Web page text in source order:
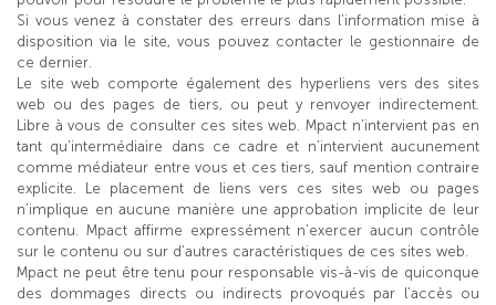
Si vous venez à constater des erreurs dans l’information mise à
disposition via le site, vous pouvez contacter le gestionnaire de
ce dernier.
Le site web comporte également des hyperliens vers des sites
web ou des pages de tiers, ou peut y renvoyer indirectement.
Libre à vous de consulter ces sites web. Mpact n’intervient pas en
tant qu’intermédiaire dans ce cadre et n’intervient aucunement
comme médiateur entre vous et ces tiers, sauf mention contraire
explicite. Le placement de liens vers ces sites web ou pages
n’implique en aucune manière une approbation implicite de leur
contenu. Mpact affirme expressément n’exercer aucun contrôle
sur le contenu ou sur d’autres caractéristiques de ces sites web.
Mpact ne peut être tenu pour responsable vis-à-vis de quiconque
des dommages directs ou indirects provoqués par l’accès ou